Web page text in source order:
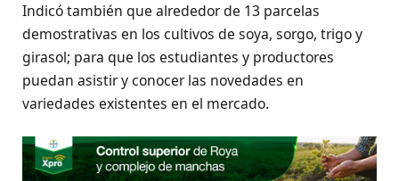
Indicó también que alrededor de 13 parcelas
demostrativas en los cultivos de soya, sorgo, trigo y
girasol; para que los estudiantes y productores
puedan asistir y conocer las novedades en
variedades existentes en el mercado.